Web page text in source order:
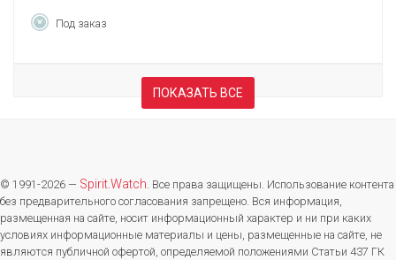
Под заказ
ПОКАЗАТЬ ВСЕ
© 1991-2026 — Spirit.Watch. Все права защищены. Использование контента
без предварительного согласования запрещено. Вся информация,
размещенная на сайте, носит информационный характер и ни при каких
условиях информационные материалы и цены, размещенные на сайте, не
являются публичной офертой, определяемой положениями Статьи 437 ГК